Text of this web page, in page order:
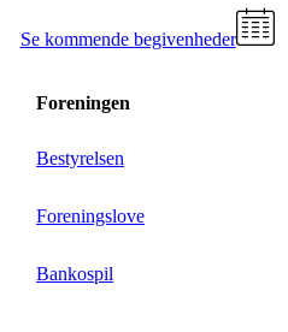
Se kommende begivenheder
Foreningen
Bestyrelsen
Foreningslove
Bankospil